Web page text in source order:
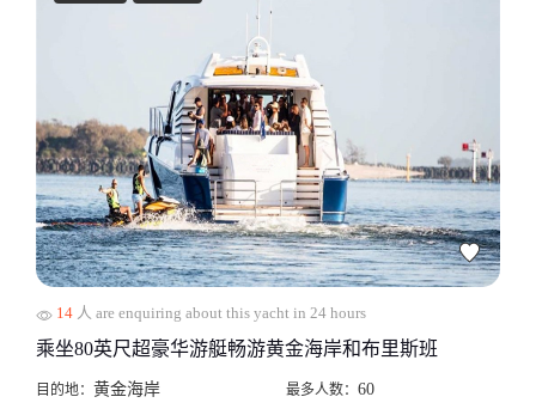
14 人 are enquiring about this yacht in 24 hours
乘坐80英尺超豪华游艇畅游黄金海岸和布里斯班
目的地： 黄金海岸 最多人数： 60